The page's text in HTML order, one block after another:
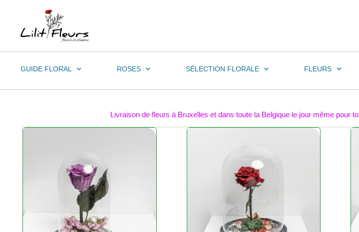
GUIDE FLORAL ROSES SÉLECTION FLORALE FLEURS
Livraison de fleurs à Bruxelles et dans toute la Belgique le jour même pour